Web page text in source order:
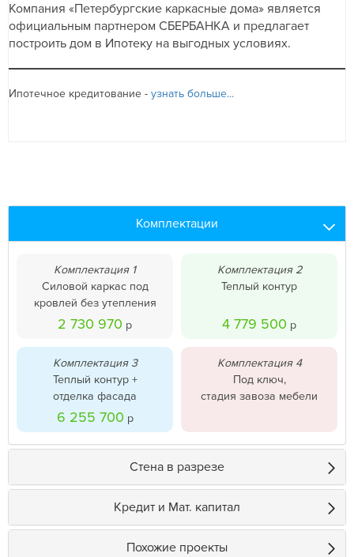
Компания «Петербургские каркасные дома» является
официальным партнером СБЕРБАНКА и предлагает
построить дом в Ипотеку на выгодных условиях.
Ипотечное кредитование - узнать больше...
Комплектации
Комплектация 1
Силовой каркас под
кровлей без утепления
2 730 970 р
Комплектация 2
Теплый контур
4 779 500 р
Комплектация 3
Теплый контур +
отделка фасада
6 255 700 р
Комплектация 4
Под ключ,
стадия завоза мебели
Стена в разрезе
Кредит и Мат. капитал
Похожие проекты